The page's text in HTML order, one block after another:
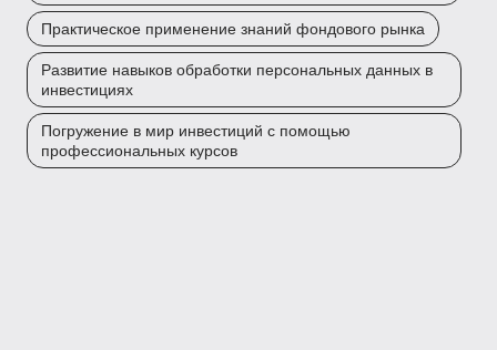
Практическое применение знаний фондового рынка
Развитие навыков обработки персональных данных в
инвестициях
Погружение в мир инвестиций с помощью
профессиональных курсов